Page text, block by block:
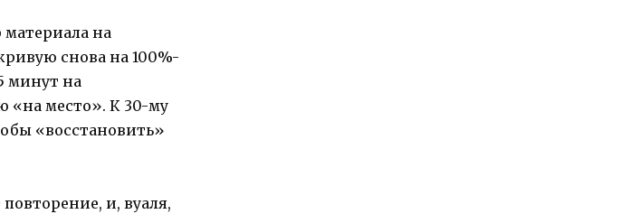
материала на
снова на 100%-
минут на
«на место». К 30-му
«восстановить»
и, вуаля,